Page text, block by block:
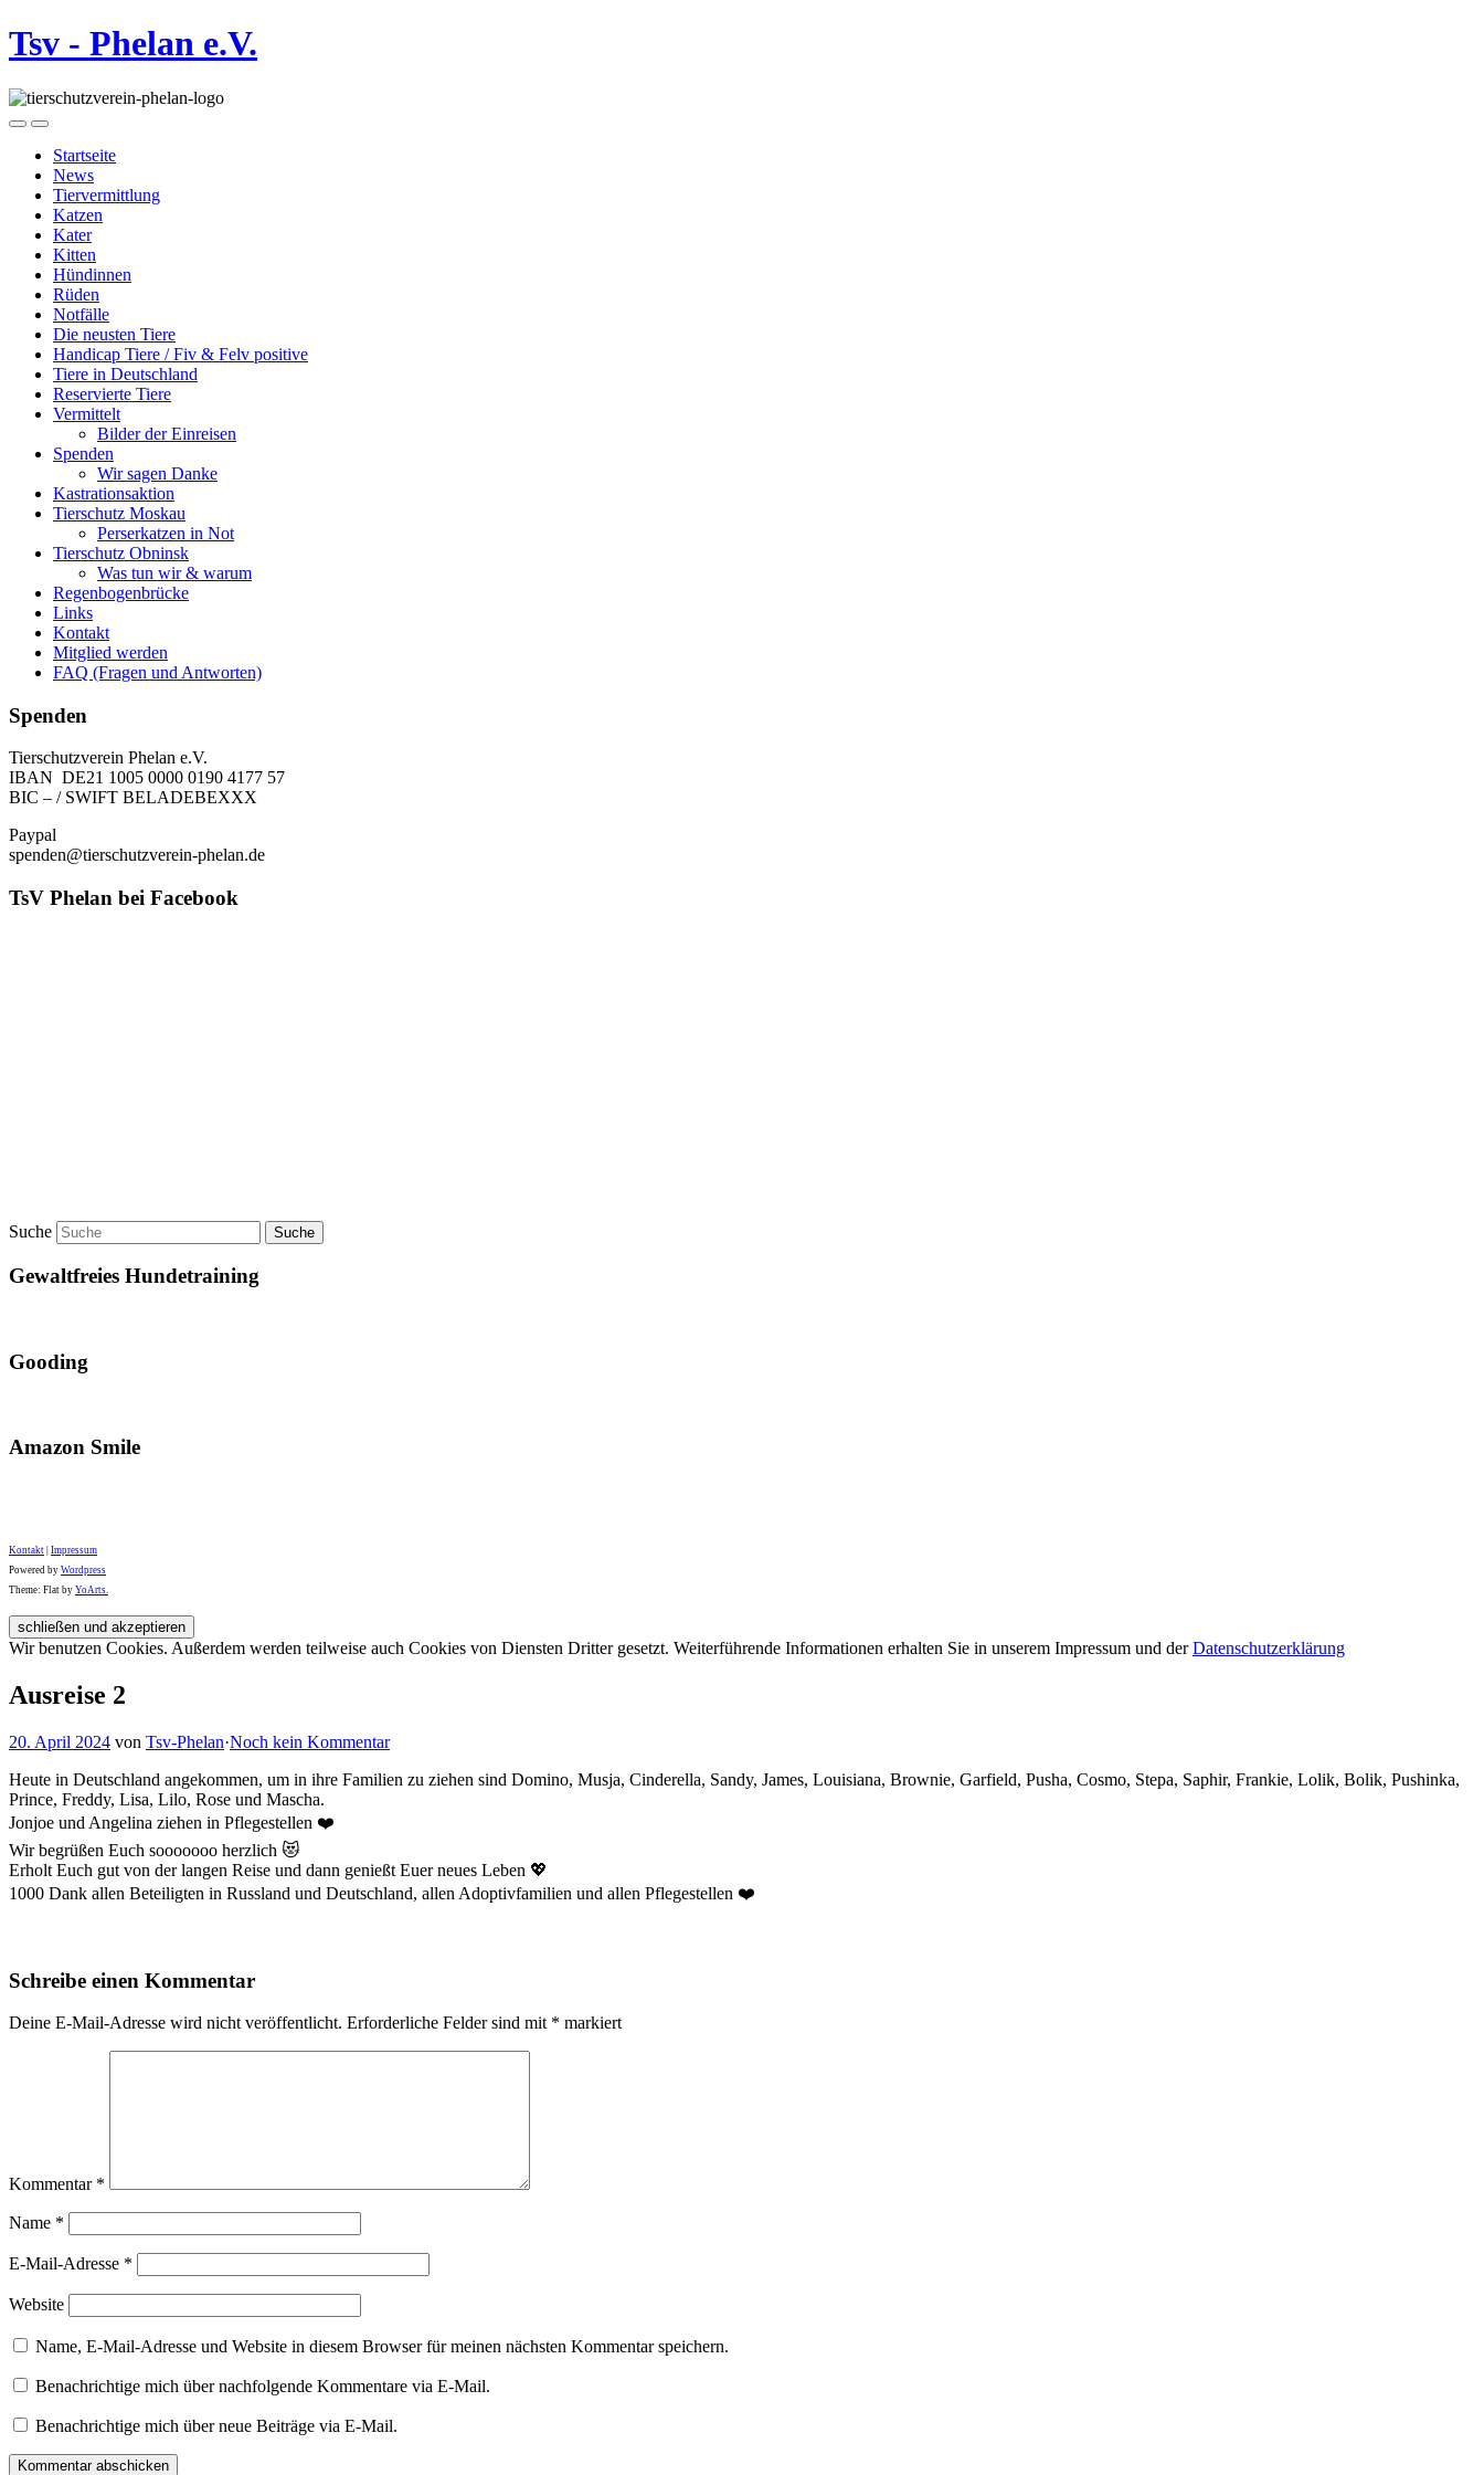
Tsv - Phelan e.V.
Startseite
News
Tiervermittlung
Katzen
Kater
Kitten
Hündinnen
Rüden
Notfälle
Die neusten Tiere
Handicap Tiere / Fiv & Felv positive
Tiere in Deutschland
Reservierte Tiere
Vermittelt
Bilder der Einreisen
Spenden
Wir sagen Danke
Kastrationsaktion
Tierschutz Moskau
Perserkatzen in Not
Tierschutz Obninsk
Was tun wir & warum
Regenbogenbrücke
Links
Kontakt
Mitglied werden
FAQ (Fragen und Antworten)
Spenden
Tierschutzverein Phelan e.V.
IBAN DE21 1005 0000 0190 4177 57
BIC – / SWIFT BELADEBEXXX
Paypal
spenden@tierschutzverein-phelan.de
TsV Phelan bei Facebook
Suche
Gewaltfreies Hundetraining
Gooding
Amazon Smile
Kontakt Impressum
Powered by Wordpress
Theme: Flat by YoArts.
Wir benutzen Cookies. Außerdem werden teilweise auch Cookies von Diensten Dritter gesetzt. Weiterführende Informationen erhalten Sie in unserem Impressum und derDatenschutzerklärung
Ausreise 2
20. April 2024 von Tsv-Phelan·Noch kein Kommentar
Heute in Deutschland angekommen, um in ihre Familien zu ziehen sind Domino, Musja, Cinderella, Sandy, James, Louisiana, Brownie, Garfield, Pusha, Cosmo, Stepa, Saphir, Frankie, Lolik, Bolik, Pushinka,
Prince, Freddy, Lisa, Lilo, Rose und Mascha.
Jonjoe und Angelina ziehen in Pflegestellen ❤️
Wir begrüßen Euch sooooooo herzlich 😻
Erholt Euch gut von der langen Reise und dann genießt Euer neues Leben 💖
1000 Dank allen Beteiligten in Russland und Deutschland, allen Adoptivfamilien und allen Pflegestellen ❤️
Schreibe einen Kommentar
Deine E-Mail-Adresse wird nicht veröffentlicht. Erforderliche Felder sind mit * markiert
Kommentar *
Name *
E-Mail-Adresse *
Website
Name, E-Mail-Adresse und Website in diesem Browser für meinen nächsten Kommentar speichern.
Benachrichtige mich über nachfolgende Kommentare via E-Mail.
Benachrichtige mich über neue Beiträge via E-Mail.